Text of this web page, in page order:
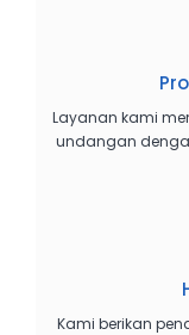
Layanan kami
undangan
Kami berikan